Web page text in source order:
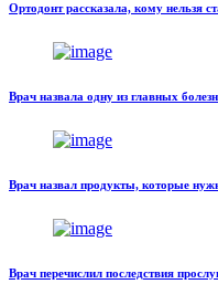
Ортодонт рассказала, кому нельзя
Врач назвала одну из главных
Врач назвал продукты, которые
Врач перечислил последствия